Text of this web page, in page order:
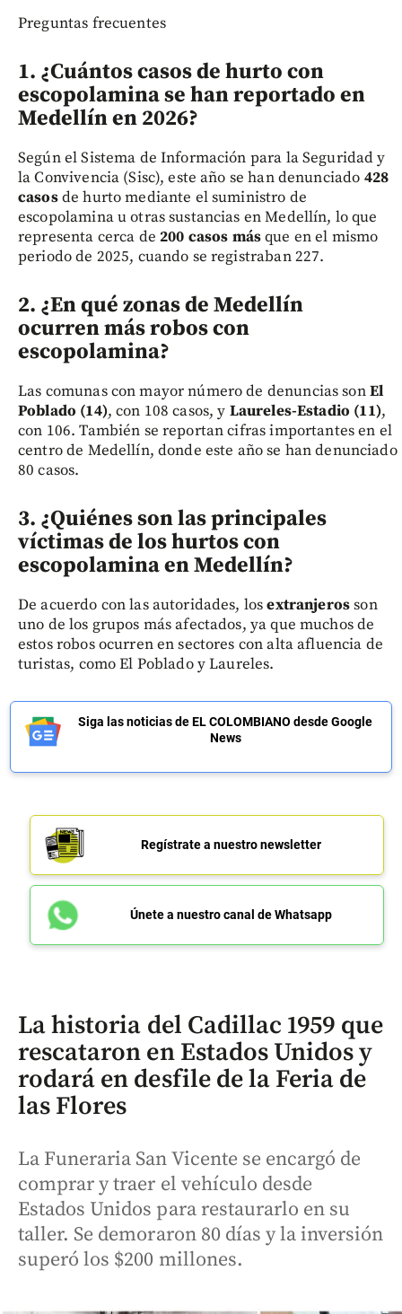
Preguntas frecuentes
1. ¿Cuántos casos de hurto con
escopolamina se han reportado en
Medellín en 2026?
Según el Sistema de Información para la Seguridad y
la Convivencia (Sisc), este año se han denunciado 428
casosde hurto mediante el suministro de
escopolamina u otras sustancias en Medellín, lo que
representa cerca de 200 casos másque en el mismo
periodo de 2025, cuando se registraban 227.
2. ¿En qué zonas de Medellín
ocurren más robos con
escopolamina?
Las comunas con mayor número de denuncias sonEl
Poblado (14), con 108 casos, y Laureles-Estadio (11),
con 106. También se reportan cifras importantes en el
centro de Medellín, donde este año se han denunciado
80 casos.
3. ¿Quiénes son las principales
víctimas de los hurtos con
escopolamina en Medellín?
De acuerdo con las autoridades, losextranjerosson
uno de los grupos más afectados, ya que muchos de
estos robos ocurren en sectores con alta afluencia de
turistas, como El Poblado y Laureles.
Siga las noticias de EL COLOMBIANO desde Google
News
Regístrate a nuestro newsletter
Únete a nuestro canal de Whatsapp
La historia del Cadillac 1959 que
rescataron en Estados Unidos y
rodará en desfile de la Feria de
las Flores
La Funeraria San Vicente se encargó de
comprar y traer el vehículo desde
Estados Unidos para restaurarlo en su
taller. Se demoraron 80 días y la inversión
superó los $200 millones.